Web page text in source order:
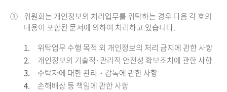
① 위원회는 개인정보의 처리업무를 위탁하는 경우 다음 각 호의
내용이 포함된 문서에 의하여 처리하고 있습니다.
1.
위탁업무 수행 목적 외 개인정보의 처리 금지에 관한 사항
2.
개인정보의 기술적·관리적 안전성 확보조치에 관한 사항
3.
수탁자에 대한 관리・감독에 관한 사항
4.
손해배상 등 책임에 관한 사항